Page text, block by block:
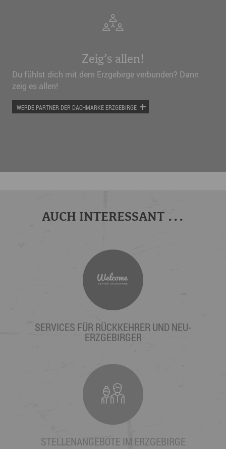
Zeig’s allen!
Du fühlst dich mit dem Erzgebirge verbunden? Dann
zeig es allen!
WERDE PARTNER DER DACHMARKE ERZGEBIRGE
AUCH INTERESSANT ...
SERVICES FÜR RÜCKKEHRER UND NEU-
ERZGEBIRGER
STELLENANGEBOTE IM ERZGEBIRGE